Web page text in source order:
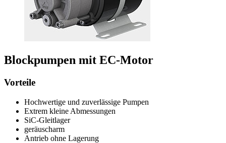
Blockpumpen mit EC-Motor
Vorteile
Hochwertige und zuverlässige Pumpen
Extrem kleine Abmessungen
SiC-Gleitlager
geräuscharm
Antrieb ohne Lagerung